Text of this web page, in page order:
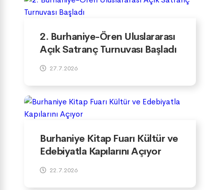
2. Burhaniye-Ören Uluslararası
Açık Satranç Turnuvası Başladı
27.7.2026
Burhaniye Kitap Fuarı Kültür ve
Edebiyatla Kapılarını Açıyor
22.7.2026